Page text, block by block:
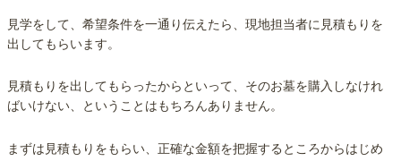
見学をして、希望条件を一通り伝えたら、現地担当者に見積もりを
出してもらいます。
見積もりを出してもらったからといって、そのお墓を購入しなけれ
ばいけない、ということはもちろんありません。
まずは見積もりをもらい、正確な金額を把握するところからはじめ